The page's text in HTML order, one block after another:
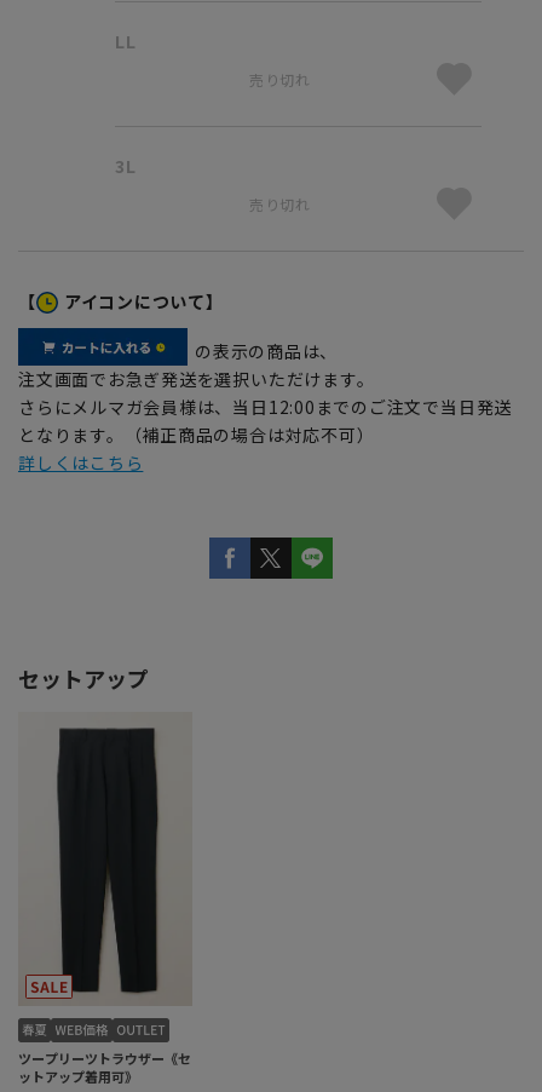
LL
売り切れ
3L
売り切れ
【 アイコンについて】
の表示の商品は、
注文画面でお急ぎ発送を選択いただけます。
さらにメルマガ会員様は、当日12:00までのご注文で当日発送
となります。（補正商品の場合は対応不可）
詳しくはこちら